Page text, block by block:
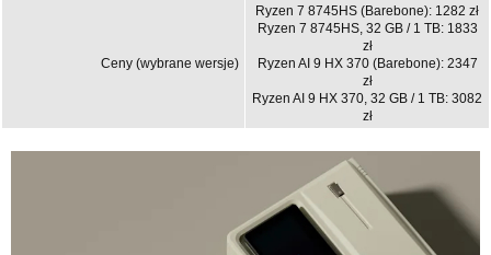
Ceny (wybrane wersje)
Ryzen 7 8745HS (Barebone): 1282 zł
Ryzen 7 8745HS, 32 GB / 1 TB: 1833
zł
Ryzen AI 9 HX 370 (Barebone): 2347
zł
Ryzen AI 9 HX 370, 32 GB / 1 TB: 3082
zł